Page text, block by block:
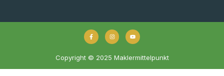
Copyright © 2025 Maklermittelpunkt